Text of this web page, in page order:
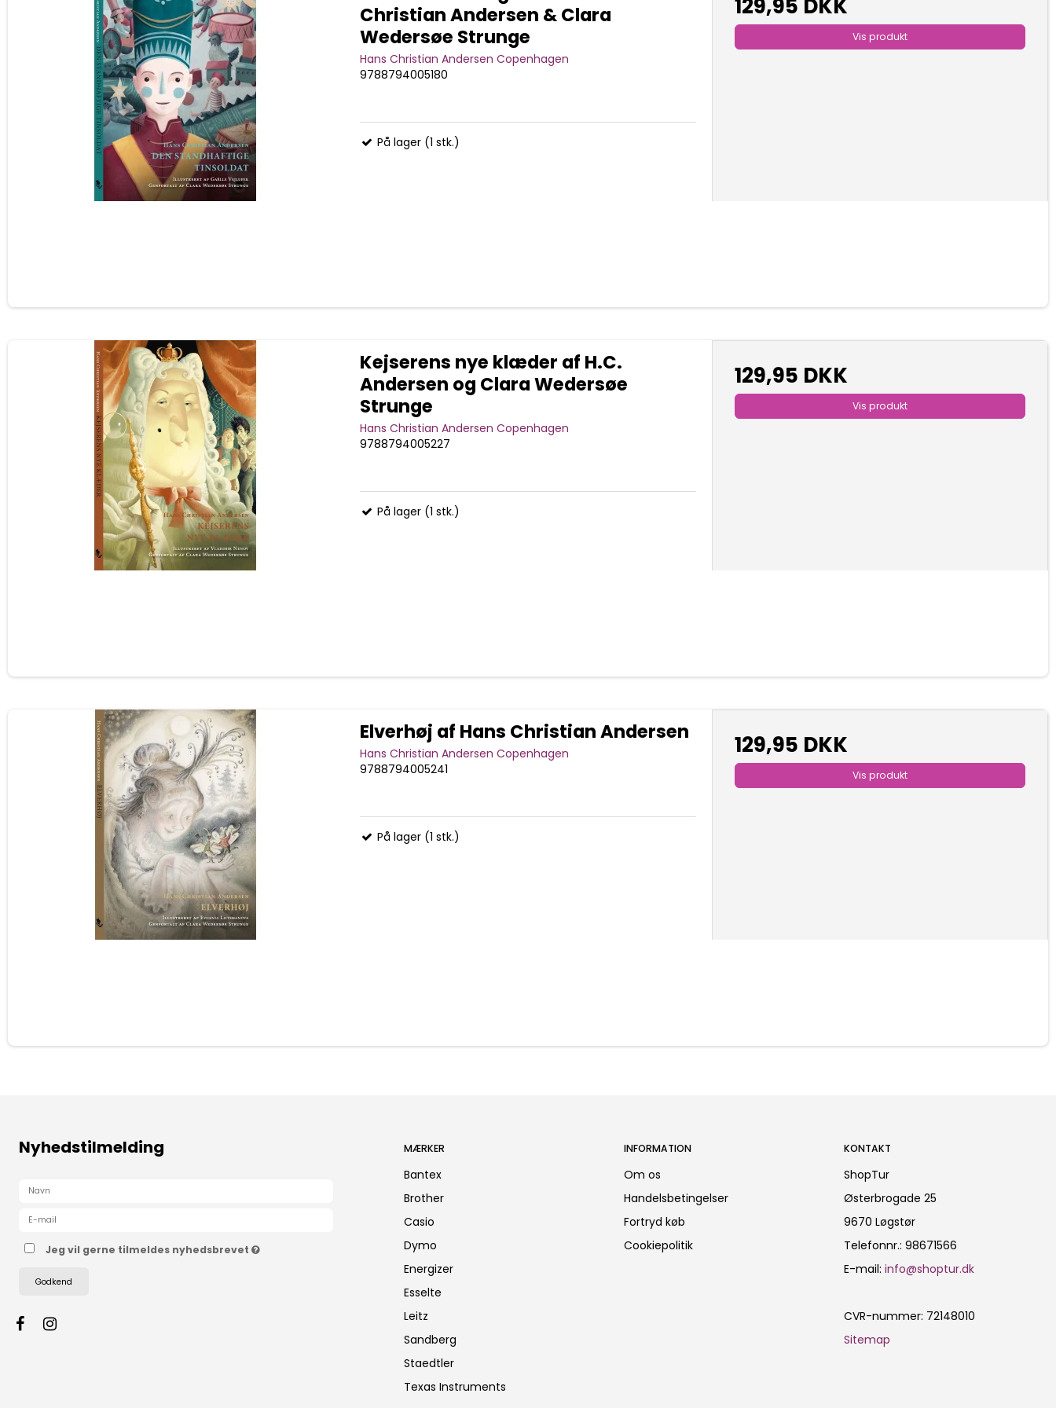
Christian Andersen & Clara
Wedersøe Strunge
Hans Christian Andersen Copenhagen
9788794005180
På lager (1 stk.)
129,95 DKK
Vis produkt
Kejserens nye klæder af H.C.
Andersen og Clara Wedersøe
Strunge
Hans Christian Andersen Copenhagen
9788794005227
På lager (1 stk.)
129,95 DKK
Vis produkt
Elverhøj af Hans Christian Andersen
Hans Christian Andersen Copenhagen
9788794005241
På lager (1 stk.)
129,95 DKK
Vis produkt
Nyhedstilmelding
Jeg vil gerne tilmeldes nyhedsbrevet
Godkend
MÆRKER
Bantex
Brother
Casio
Dymo
Energizer
Esselte
Leitz
Sandberg
Staedtler
Texas Instruments
INFORMATION
Om os
Handelsbetingelser
Fortryd køb
Cookiepolitik
KONTAKT
ShopTur
Østerbrogade 25
9670 Løgstør
Telefonnr.: 98671566
E-mail: info@shoptur.dk
CVR-nummer: 72148010
Sitemap